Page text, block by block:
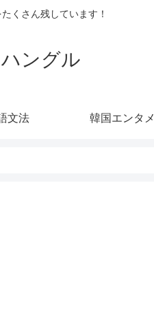
くさん残しています！
ングル
文法 韓国エンタメ